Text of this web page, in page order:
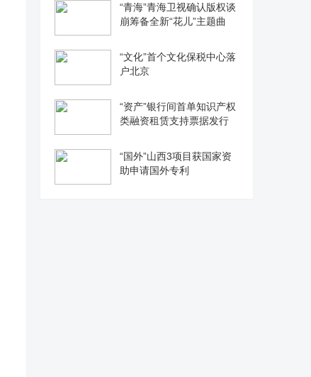
“青海”青海卫视确认版权谈
崩筹备全新“花儿”主题曲
“文化”首个文化保税中心落
户北京
“资产”银行间首单知识产权
类融资租赁支持票据发行
“国外”山西3项目获国家资
助申请国外专利